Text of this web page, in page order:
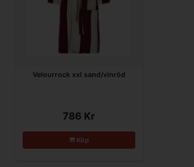
Velourrock xxl sand/vinröd
786 Kr
Köp